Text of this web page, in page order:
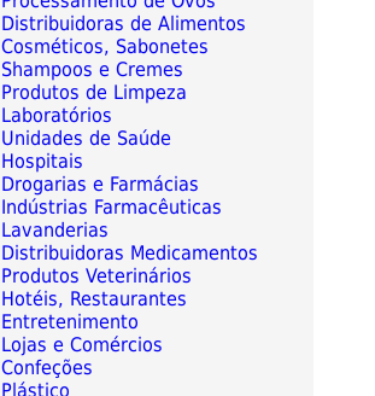
Distribuidoras de Alimentos
Cosméticos, Sabonetes
Shampoos e Cremes
Produtos de Limpeza
Laboratórios
Unidades de Saúde
Hospitais
Drogarias e Farmácias
Indústrias Farmacêuticas
Lavanderias
Distribuidoras Medicamentos
Produtos Veterinários
Hotéis, Restaurantes
Entretenimento
Lojas e Comércios
Confeções
Plástico